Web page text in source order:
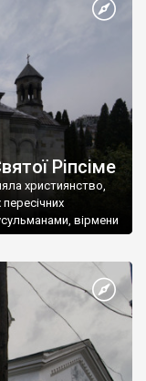
Таврійського
Ріпсіме
християнство,
вірмени